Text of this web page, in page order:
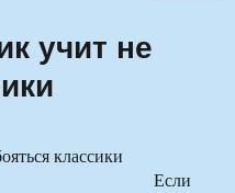
учит не
Если